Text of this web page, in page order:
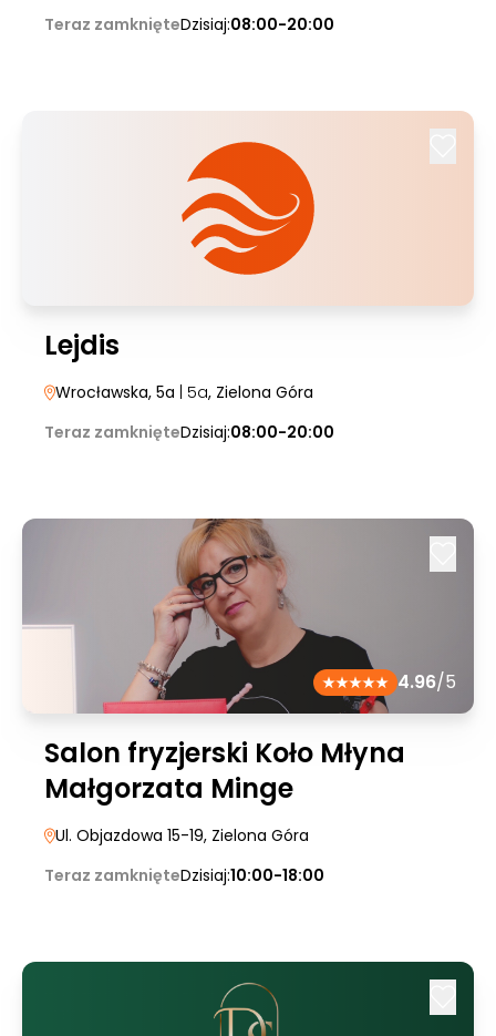
Teraz zamknięteDzisiaj:08:00-20:00
Lejdis
Wrocławska, 5a | 5a, Zielona Góra
Teraz zamknięteDzisiaj:08:00-20:00
4.96/5
Salon fryzjerski Koło Młyna
Małgorzata Minge
Ul. Objazdowa 15-19, Zielona Góra
Teraz zamknięteDzisiaj:10:00-18:00